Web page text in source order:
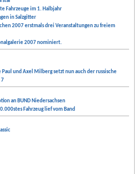
Fahrzeuge im 1. Halbjahr
in Salzgitter
2007 erstmals drei Veranstaltungen zu freiem
2007 nominiert.
Paul und Axel Milberg setzt nun auch der russische
7
an BUND Niedersachsen
Fahrzeug lief vom Band